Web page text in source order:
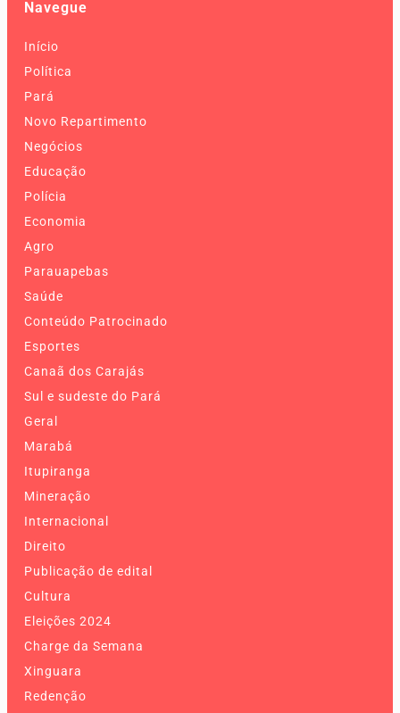
Navegue
Início
Política
Pará
Novo Repartimento
Negócios
Educação
Polícia
Economia
Agro
Parauapebas
Saúde
Conteúdo Patrocinado
Esportes
Canaã dos Carajás
Sul e sudeste do Pará
Geral
Marabá
Itupiranga
Mineração
Internacional
Direito
Publicação de edital
Cultura
Eleições 2024
Charge da Semana
Xinguara
Redenção